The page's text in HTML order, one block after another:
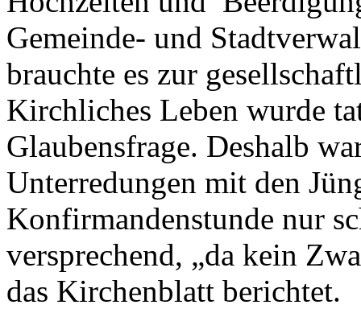
Gemeinde- und
brauchte es zur
Kirchliches Leben wurde
Glaubensfrage. Deshalb
Unterredungen mit den
Konfirmandenstunde nur
versprechend, „da kein
das Kirchenblatt berichtet.